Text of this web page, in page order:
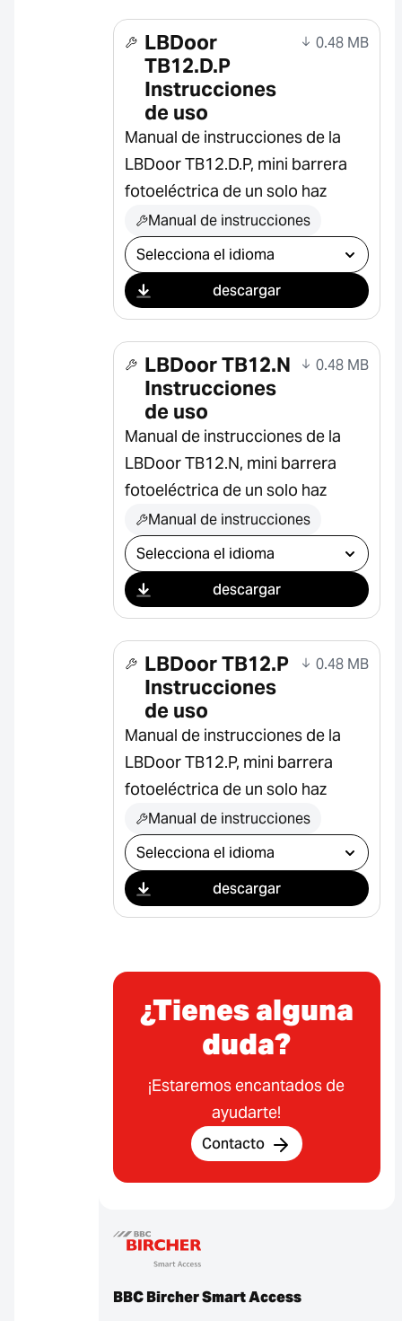
LBDoor
TB12.D.P
Instrucciones
de uso
0.48 MB
Manual de instrucciones de la
LBDoor TB12.D.P, mini barrera
fotoeléctrica de un solo haz
Manual de instrucciones
Seleccionar descarga
descargar
LBDoor TB12.N
Instrucciones
de uso
0.48 MB
Manual de instrucciones de la
LBDoor TB12.N, mini barrera
fotoeléctrica de un solo haz
Manual de instrucciones
Seleccionar descarga
descargar
LBDoor TB12.P
Instrucciones
de uso
0.48 MB
Manual de instrucciones de la
LBDoor TB12.P, mini barrera
fotoeléctrica de un solo haz
Manual de instrucciones
Seleccionar descarga
descargar
¿Tienes alguna
duda?
¡Estaremos encantados de
ayudarte!
Contacto
BBC Bircher Smart Access